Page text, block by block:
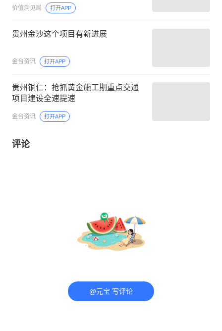
价值洞见局 打开APP
贵州金沙这个项目有新进展
金台资讯 打开APP
贵州铜仁：抢抓黄金施工期重点交通
项目建设全速提速
金台资讯 打开APP
评论
@元宝 写评论